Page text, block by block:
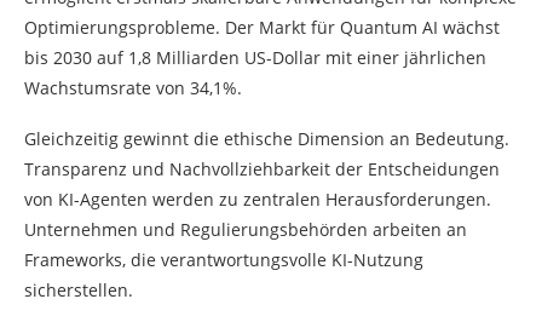
Optimierungsprobleme. Der Markt für Quantum AI wächst
bis 2030 auf 1,8 Milliarden US-Dollar mit einer jährlichen
Wachstumsrate von 34,1%.
Gleichzeitig gewinnt die ethische Dimension an Bedeutung.
Transparenz und Nachvollziehbarkeit der Entscheidungen
von KI-Agenten werden zu zentralen Herausforderungen.
Unternehmen und Regulierungsbehörden arbeiten an
Frameworks, die verantwortungsvolle KI-Nutzung
sicherstellen.